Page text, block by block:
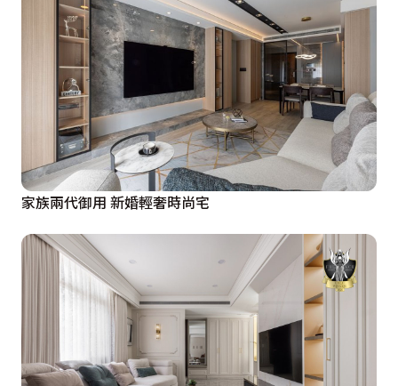
家族兩代御用 新婚輕奢時尚宅